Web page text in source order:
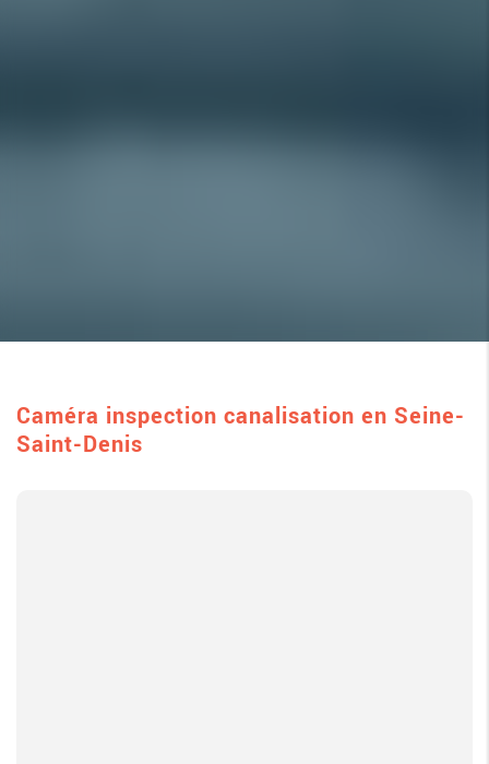
Caméra inspection canalisation en Seine-
Saint-Denis